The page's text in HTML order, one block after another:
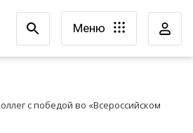
Меню
с победой во «Всероссийском